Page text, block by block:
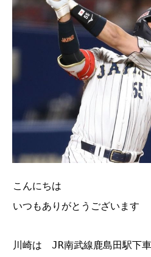
こんにちは
いつもありがとうございます
川崎は JR南武線鹿島田駅下